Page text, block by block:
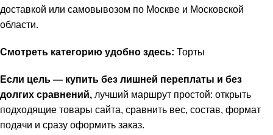
доставкой или самовывозом по Москве и Московской
области.
Смотреть категорию удобно здесь: Торты
Если цель — купить без лишней переплаты и без
долгих сравнений, лучший маршрут простой: открыть
подходящие товары сайта, сравнить вес, состав, формат
подачи и сразу оформить заказ.